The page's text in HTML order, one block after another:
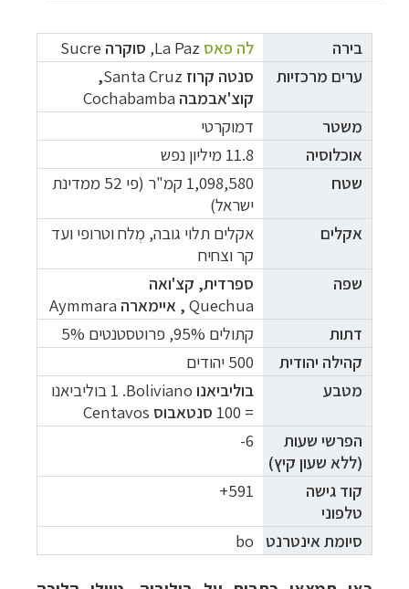
בירה לה פאס La Paz
, סוקרה Sucre
ערים מרכזיות
סנטה קרוז Santa Cruz
,
קוצ'אבמבה Cochabamba
משטר
דמוקרטי
אוכלוסיה
11.8 מיליון נפש
שטח
1,098,580 קמ"ר (פי 52 ממדינת
ישראל)
אקלים
אקלים תלוי גובה, מְלח וטרופי ועד
קר וצחיח
שפה
ספרדית, קצ'ואה
Quechua
, איימארה Aymmara
דתות
קתולים 95%, פרוטסטנטים 5%
קהילה יהודית
500 יהודים
מטבע
בוליביאנו Boliviano
.
1 בוליביאנו
= 100
סנטאבוס Centavos
הפרשי שעות
(ללא שעון קיץ)
6-
קוד גישה
טלפוני
591+
סיומת אינטרנט bo